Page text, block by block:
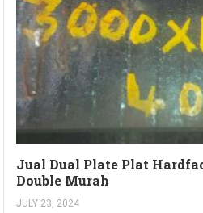
Jual Dual Plate Plat
Double Murah
JULY 23, 2024